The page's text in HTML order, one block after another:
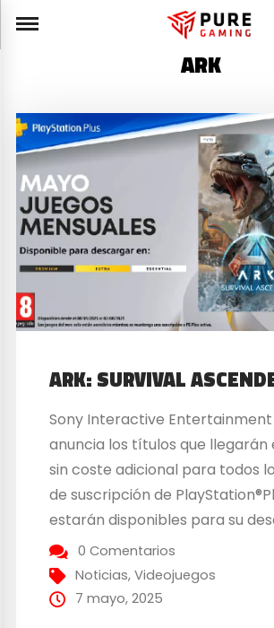
ARK
ARK: SURVIVAL
Sony Interactive Entertainment
anuncia los títulos que llegarán
sin coste adicional para todos
de suscripción de
estarán disponibles para su
través de PlayStation®Store
mayo hasta el 2 de junio. Juegos
(Essential – Extra – Premium)
0 Comentarios
Noticias,Videojuegos
7 mayo, 2025